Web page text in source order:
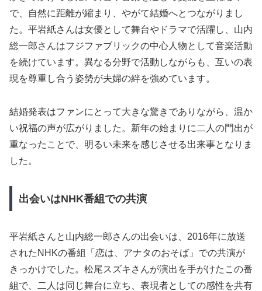
で、自然に距離が縮まり、やがて結婚へとつながりまし
た。平岩紙さんは女優として舞台やドラマで活躍し、山内
総一郎さんはフジファブリックの中心人物として音楽活動
を続けています。異なる分野で活動しながらも、互いの表
現を尊重し合う姿勢が夫婦の絆を強めています。
結婚発表はファンにとって大きな驚きでありながら、温か
い祝福の声が広がりました。新年の始まりに二人の門出が
重なったことで、明るい未来を感じさせる出来事となりま
した。
出会いはNHK番組での共演
平岩紙さんと山内総一郎さんの出会いは、2016年に放送
されたNHKの番組「恋は、アナタのおそば」での共演が
きっかけでした。松尾スズキさんが演出を手がけたこの番
組で、二人は同じ舞台に立ち、表現者としての感性を共有